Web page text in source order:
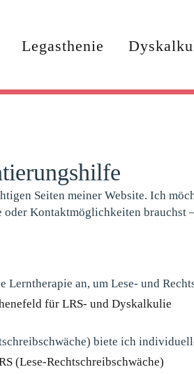
Legasthenie
Seiten meiner Website. Ich
oder Kontaktmöglichkeiten
an, um Lese- und
für LRS- und Dyskalkulie
biete ich
(Lese-Rechtschreibschwäche)